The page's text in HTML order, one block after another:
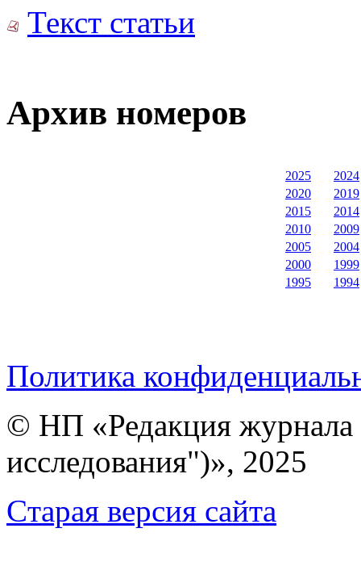
Текст статьи
Архив номеров
2025
2024
2020
2019
2015
2014
2010
2009
2005
2004
2000
1999
1995
1994
Политика
© НП «Редакция
исследования")», 2025
Cтарая версия сайта